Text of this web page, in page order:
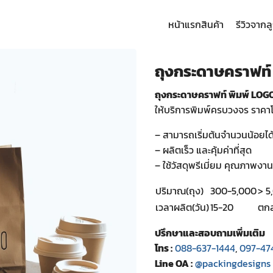
หน้าแรกสินค้า รีวิวจาก
ถุงกระดาษคราฟ
ถุงกระดาษคราฟท์ พิมพ์
ให้บริการพิมพ์ครบวงจร ราคา
– สามารถเริ่มต้นจำนวนน้อยไ
– ผลิตเร็ว และคุ้มค่าที่สุด
– ใช้วัสดุพรีเมี่ยม คุณภาพงา
ปริมาณ(ถุง) 300-5,000>
เวลาผลิต(วัน)15-20
ตก
ปรึกษาและสอบถามเพิ่มเติม
โทร :088-637-1444,097-
Line OA :@packingdesigns